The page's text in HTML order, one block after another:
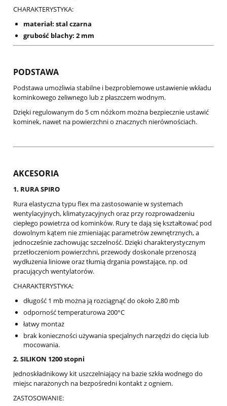
CHARAKTERYSTYKA:
materiał: stal czarna
grubość blachy: 2 mm
PODSTAWA
Podstawa umożliwia stabilne i bezproblemowe ustawienie wkładu
kominkowego żeliwnego lub z płaszczem wodnym.
Dzięki regulowanym do 5 cm nóżkom można bezpiecznie ustawić
kominek, nawet na powierzchni o znacznych nierównościach.
AKCESORIA
1. RURA SPIRO
Rura elastyczna typu flex ma zastosowanie w systemach
wentylacyjnych, klimatyzacyjnych oraz przy rozprowadzeniu
ciepłego powietrza od kominków. Rury te dają się kształtować pod
dowolnym kątem nie zmieniając parametrów zewnętrznych, a
jednocześnie zachowując szczelność. Dzięki charakterystycznym
przetłoczeniom powierzchni, przewody doskonale przenoszą
wydłużenia liniowe oraz tłumią drgania powstające, np. od
pracujących wentylatorów.
CHARAKTERYSTYKA:
długość 1 mb można ją rozciągnąć do około 2,80 mb
odporność temperaturowa 200°C
łatwy montaż
brak konieczności używania specjalnych narzędzi do cięcia lub
mocowania.
2. SILIKON 1200 stopni
Jednoskładnikowy kit uszczelniający na bazie szkła wodnego do
miejsc narażonych na bezpośredni kontakt z ogniem.
ZASTOSOWANIE: